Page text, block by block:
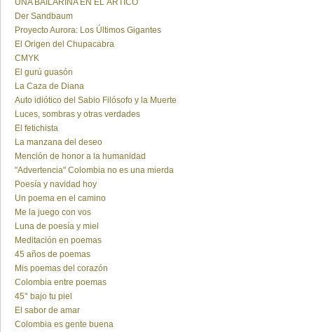
UNA BAILARINA EN EL ÁRTICO
Der Sandbaum
Proyecto Aurora: Los Últimos Gigantes
El Origen del Chupacabra
CMYK
El gurú guasón
La Caza de Diana
Auto idiótico del Sabio Filósofo y la Muerte
Luces, sombras y otras verdades
El fetichista
La manzana del deseo
Mención de honor a la humanidad
"Advertencia" Colombia no es una mierda
Poesía y navidad hoy
Un poema en el camino
Me la juego con vos
Luna de poesía y miel
Meditación en poemas
45 años de poemas
Mis poemas del corazón
Colombia entre poemas
45° bajo tu piel
El sabor de amar
Colombia es gente buena